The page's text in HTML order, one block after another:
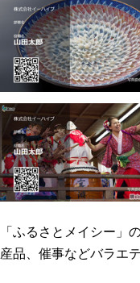
「ふるさとメイシー」
産品、催事などバラエ